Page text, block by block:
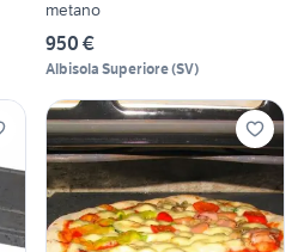
metano
950 €
Albisola Superiore(SV)